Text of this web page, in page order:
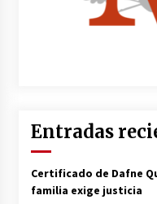
Entradas
Certificado de Dafne
familia exige justicia